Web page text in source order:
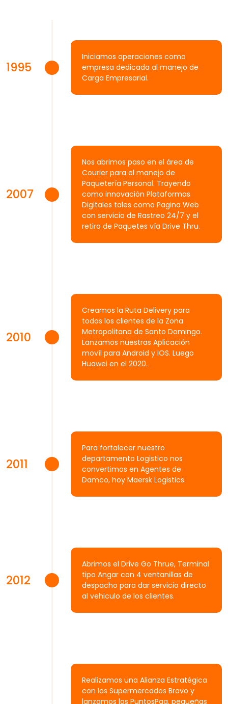
Iniciamos operaciones como
empresa dedicada al manejo de
Carga Empresarial.
1995
Nos abrimos paso en el área de
Courier para el manejo de
Paquetería Personal. Trayendo
como innovación Plataformas
Digitales tales como Pagina Web
con servicio de Rastreo 24/7 y el
retiro de Paquetes vía Drive Thru.
2007
Creamos la Ruta Delivery para
todos los clientes de la Zona
Metropolitana de Santo Domingo.
Lanzamos nuestras Aplicación
movíl para Android y IOS. Luego
Huawei en el 2020.
2010
Para fortalecer nuestro
departamento Logistico nos
convertimos en Agentes de
Damco, hoy Maersk Logistics.
2011
Abrimos el Drive Go Thrue, Terminal
tipo Angar con 4 ventanillas de
despacho para dar servicio directo
al vehiculo de los clientes.
2012
Realizamos una Alianza Estratégica
con los Supermercados Bravo y
lanzamos los PuntosPaq, pequeñas